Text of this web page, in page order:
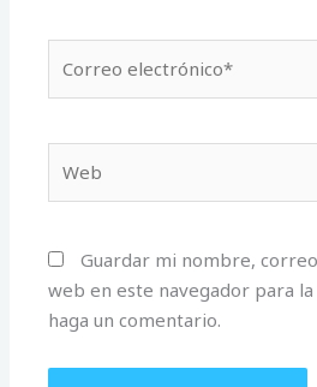
electrónico*
Guardar mi nombre,
web en este navegador para
haga un comentario.